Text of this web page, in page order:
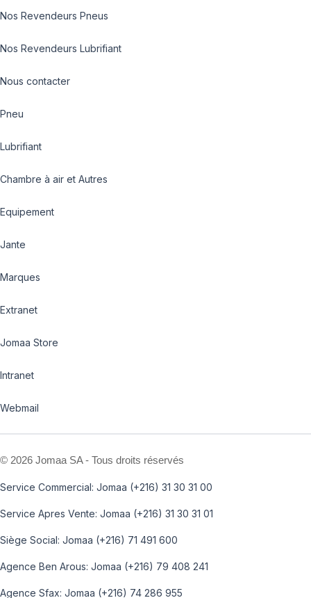
Nos Revendeurs Pneus
Nos Revendeurs Lubrifiant
Nous contacter
Pneu
Lubrifiant
Chambre à air et Autres
Equipement
Jante
Marques
Extranet
Jomaa Store
Intranet
Webmail
© 2026 Jomaa SA - Tous droits réservés
Service Commercial: Jomaa (+216) 31 30 31 00
Service Apres Vente: Jomaa (+216) 31 30 31 01
Siège Social: Jomaa (+216) 71 491 600
Agence Ben Arous: Jomaa (+216) 79 408 241
Agence Sfax: Jomaa (+216) 74 286 955